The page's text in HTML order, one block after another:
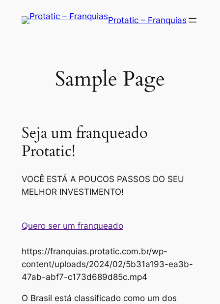
Protatic – Franquias
Sample Page
Seja um franqueado
Protatic!
VOCÊ ESTÁ A POUCOS PASSOS DO SEU
MELHOR INVESTIMENTO!
Quero ser um franqueado
https://franquias.protatic.com.br/wp-
content/uploads/2024/02/5b31a193-ea3b-
47ab-abf7-c173d689d85c.mp4
O Brasil está classificado como um dos